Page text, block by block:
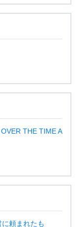
THE TIME A
頼まれたも